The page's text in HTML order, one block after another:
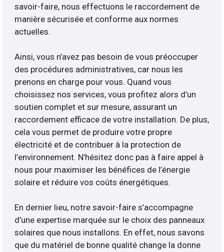
savoir-faire, nous effectuons le raccordement de
manière sécurisée et conforme aux normes
actuelles.
Ainsi, vous n’avez pas besoin de vous préoccuper
des procédures administratives, car nous les
prenons en charge pour vous. Quand vous
choisissez nos services, vous profitez alors d’un
soutien complet et sur mesure, assurant un
raccordement efficace de votre installation. De plus,
cela vous permet de produire votre propre
électricité et de contribuer à la protection de
l’environnement. N’hésitez donc pas à faire appel à
nous pour maximiser les bénéfices de l’énergie
solaire et réduire vos coûts énergétiques.
En dernier lieu, notre savoir-faire s’accompagne
d’une expertise marquée sur le choix des panneaux
solaires que nous installons. En effet, nous savons
que du matériel de bonne qualité change la donne